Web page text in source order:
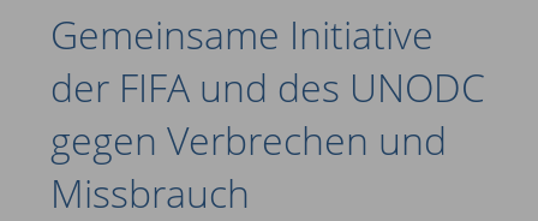
Gemeinsame Initiative
der FIFA und des UNODC
gegen Verbrechen und
Missbrauch ­